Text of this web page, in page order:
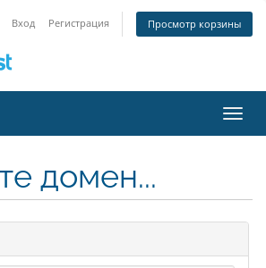
Вход Регистрация Просмотр корзины
домен...